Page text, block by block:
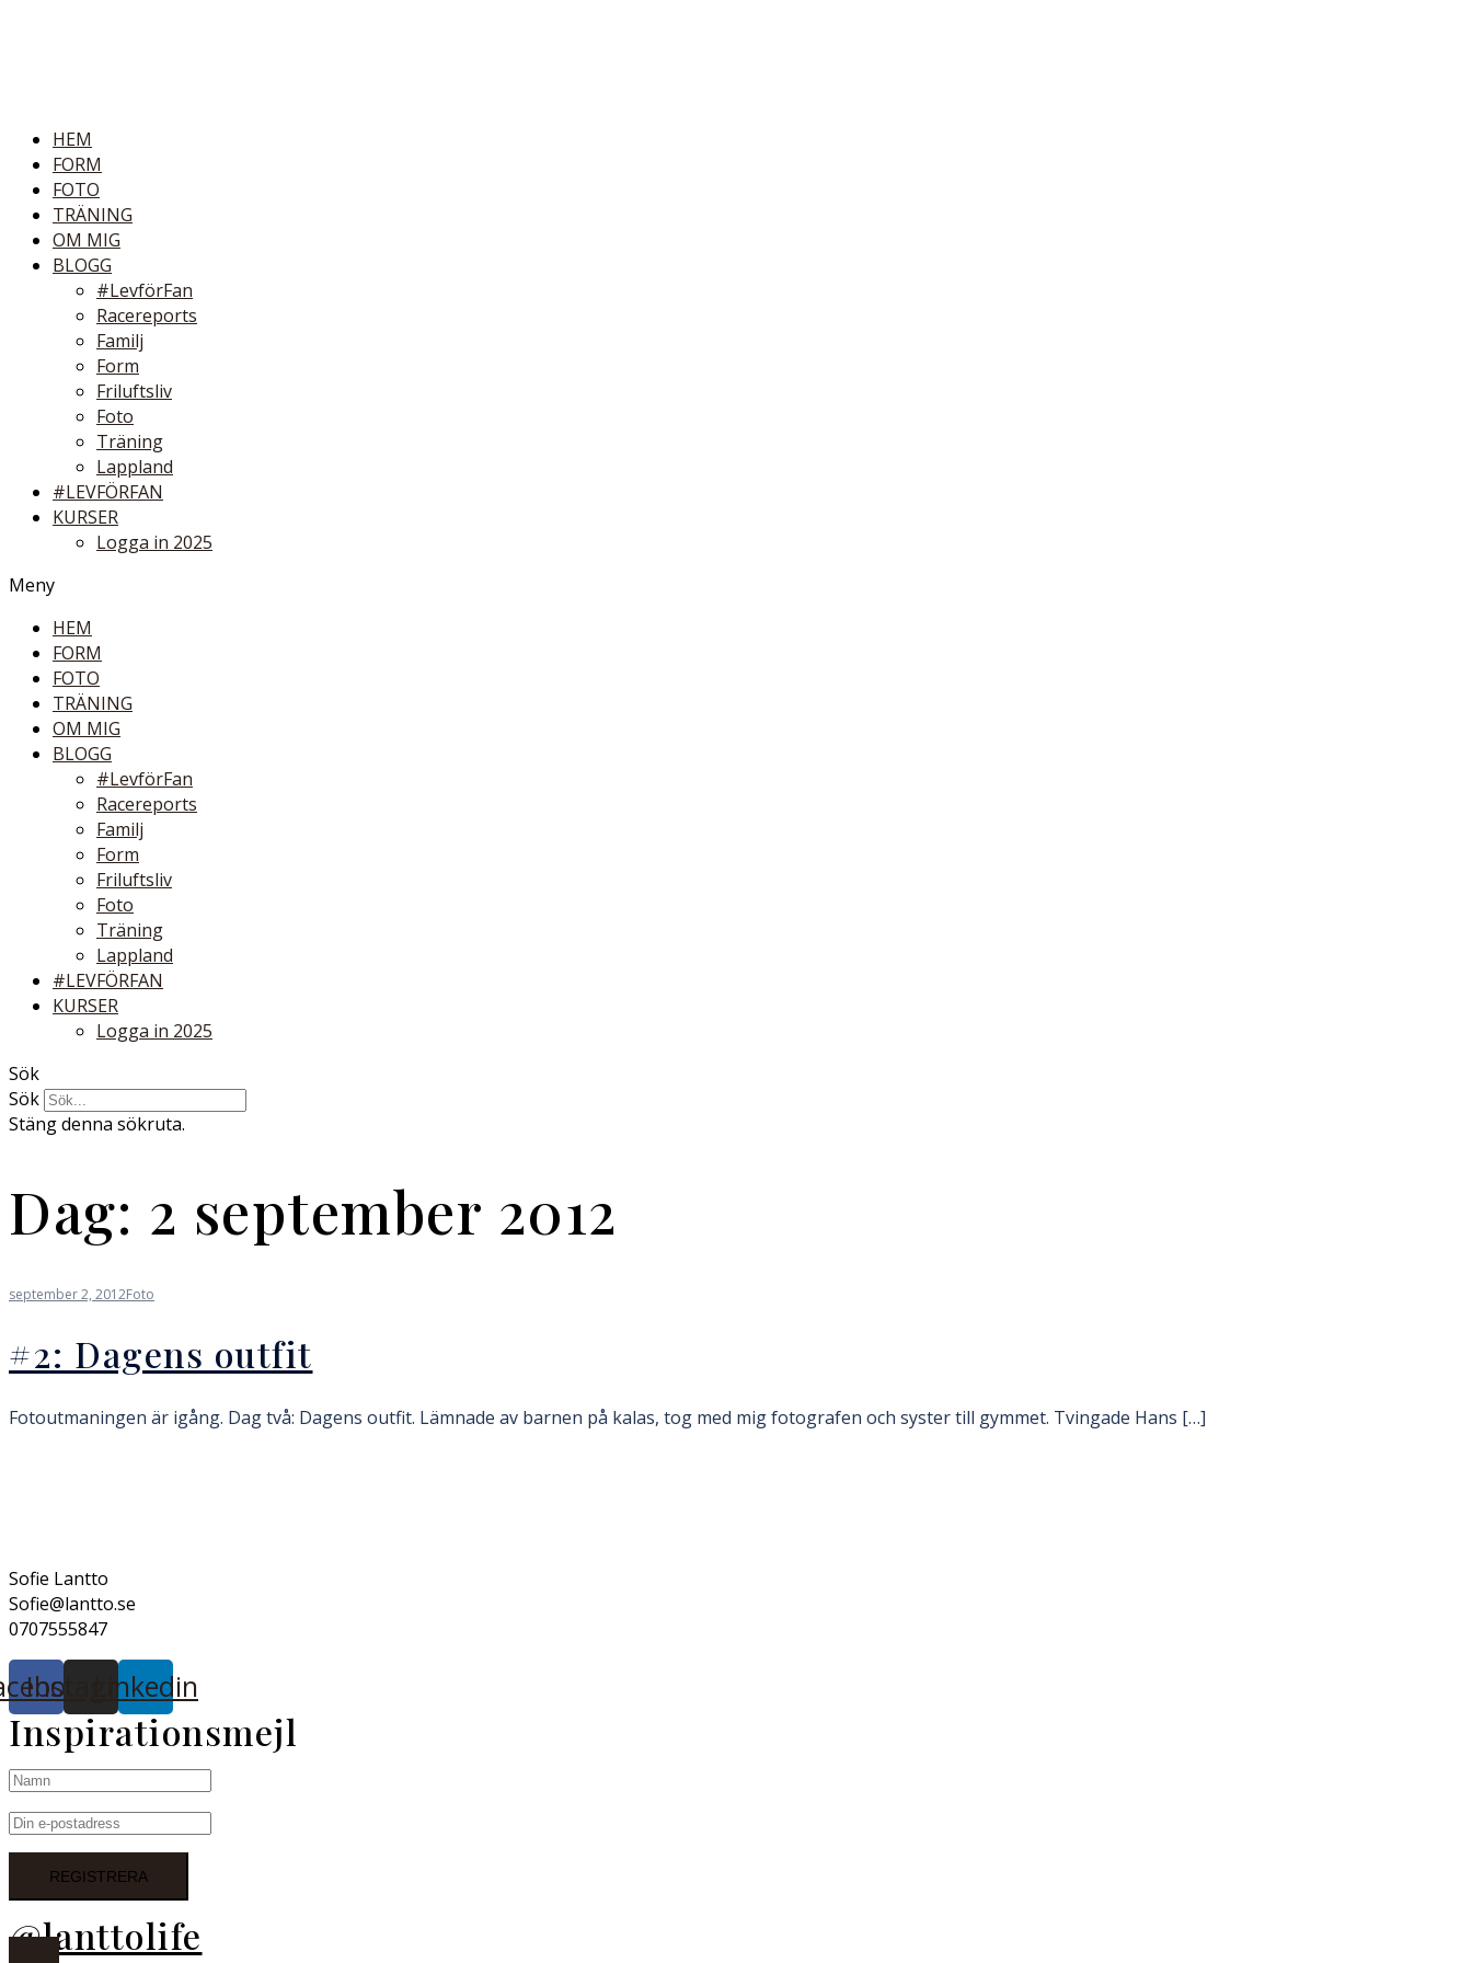
HEM
FORM
FOTO
TRÄNING
OM MIG
BLOGG
#LevförFan
Racereports
Familj
Form
Friluftsliv
Foto
Träning
Lappland
#LEVFÖRFAN
KURSER
Logga in 2025
Meny
HEM
FORM
FOTO
TRÄNING
OM MIG
BLOGG
#LevförFan
Racereports
Familj
Form
Friluftsliv
Foto
Träning
Lappland
#LEVFÖRFAN
KURSER
Logga in 2025
Sök
Sök
Stäng denna sökruta.
Dag: 2 september 2012
september 2, 2012Foto
#2: Dagens outfit
Fotoutmaningen är igång. Dag två: Dagens outfit. Lämnade av barnen på kalas, tog med mig fotografen och syster till gymmet. Tvingade Hans […]
Sofie Lantto
Sofie@lantto.se
0707555847
InstagramLinkedin
Inspirationsmejl
@lanttolife